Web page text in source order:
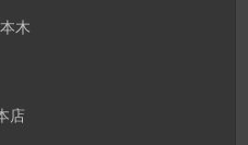
木
店